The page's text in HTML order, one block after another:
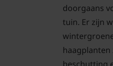
doorgaans
tuin. Er zijn